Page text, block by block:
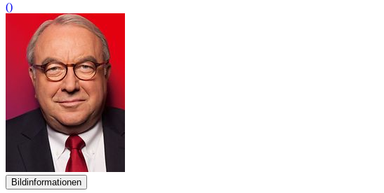
()
Bildinformationen